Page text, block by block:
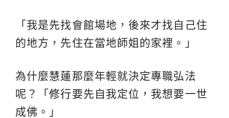
「我是先找會館場地，後來才找自己住
的地方，先住在當地師姐的家裡。」
為什麼慧蓮那麼年輕就決定專職弘法
呢？「修行要先自我定位，我想要一世
成佛。」